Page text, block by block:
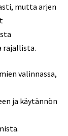
mutta arjen
rajallista.
valinnassa,
ja käytännön